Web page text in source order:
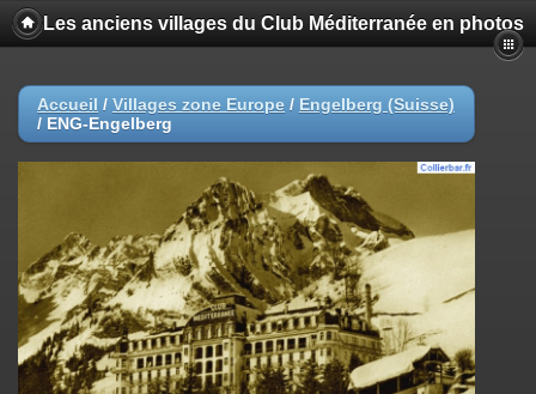
Les anciens villages du Club Méditerranée en photos
Accueil / Villages zone Europe / Engelberg (Suisse)
/ ENG-Engelberg